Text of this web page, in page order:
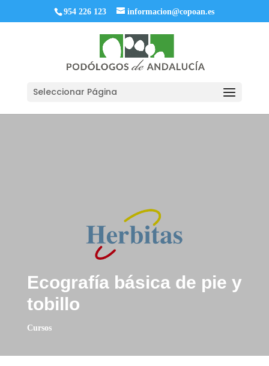
954 226 123 informacion@copoan.es
Seleccionar Página
Ecografía básica de pie y
tobillo
Cursos